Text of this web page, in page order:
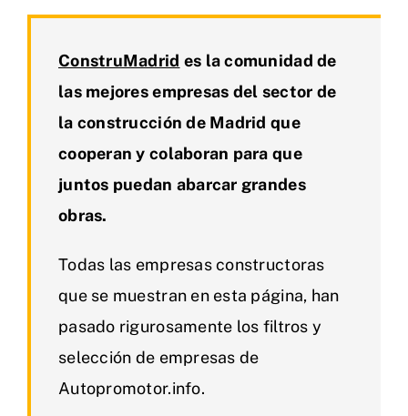
ConstruMadrid es la comunidad de
las mejores empresas del sector de
la construcción de Madrid que
cooperan y colaboran para que
juntos puedan abarcar grandes
obras.
Todas las empresas constructoras
que se muestran en esta página, han
pasado rigurosamente los filtros y
selección de empresas de
Autopromotor.info.